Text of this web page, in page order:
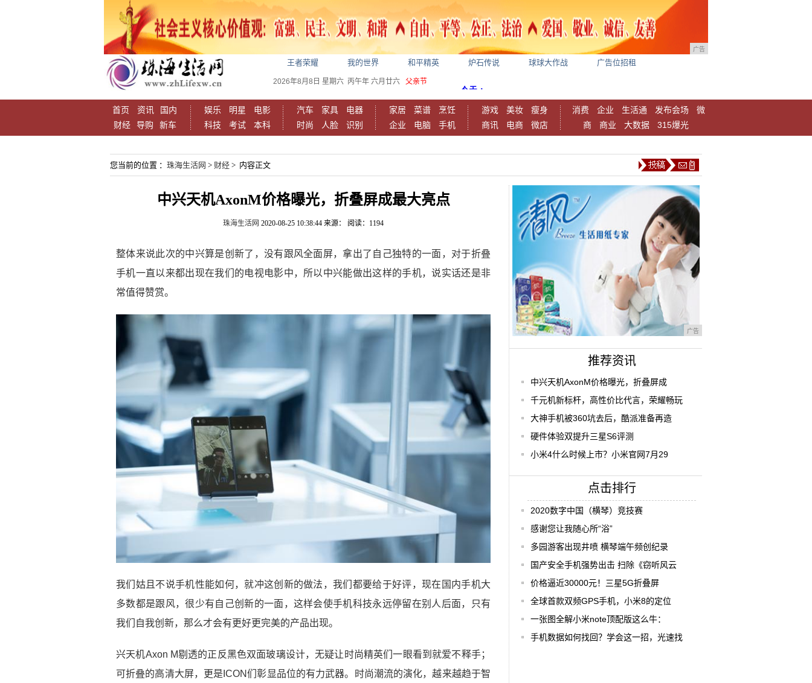
广告
王者荣耀 我的世界 和平精英 炉石传说 球球大作战 广告位招租
2026年8月8日 星期六 丙午年 六月廿六 父亲节
首页 资讯
国内
财经
导购 新车
娱乐 明星
电影
科技
考试 本科
汽车 家具
电器
时尚
人脸 识别
家居 菜谱
烹饪
企业
电脑 手机
游戏 美妆
瘦身
商讯
电商 微店
消费 企业 生活通 发布会场
微
商
商业 大数据 315爆光
您当前的位置 ： 珠海生活网 > 财经 > 内容正文
中兴天机AxonM价格曝光，折叠屏成最大亮点
珠海生活网 2020-08-25 10:38:44 来源： 阅读：1194
整体来说此次的中兴算是创新了，没有跟风全面屏，拿出了自己独特的一面，对于折叠
手机一直以来都出现在我们的电视电影中，所以中兴能做出这样的手机，说实话还是非
常值得赞赏。
我们姑且不说手机性能如何，就冲这创新的做法，我们都要给于好评，现在国内手机大
多数都是跟风，很少有自己创新的一面，这样会使手机科技永远停留在别人后面，只有
我们自我创新，那么才会有更好更完美的产品出现。
兴天机Axon M剔透的正反黑色双面玻璃设计，无疑让时尚精英们一眼看到就爱不释手；
可折叠的高清大屏，更是ICON们彰显品位的有力武器。时尚潮流的演化，越来越趋于智
广告
推荐资讯
中兴天机AxonM价格曝光，折叠屏成
千元机新标杆，高性价比代言，荣耀畅玩
大神手机被360坑去后，酷派准备再造
硬件体验双提升三星S6评测
小米4什么时候上市？小米官网7月29
点击排行
2020数字中国（横琴）竞技赛
感谢您让我随心所“浴”
多园游客出现井喷 横琴端午频创纪录
国产安全手机强势出击 扫除《窃听风云
价格逼近30000元！三星5G折叠屏
全球首款双频GPS手机，小米8的定位
一张图全解小米note顶配版这么牛：
手机数据如何找回？学会这一招，光速找